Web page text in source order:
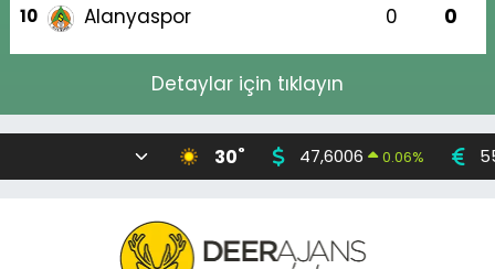
10 Alanyaspor 0 0
Detaylar için tıklayın
30° 47,6006 0.06%